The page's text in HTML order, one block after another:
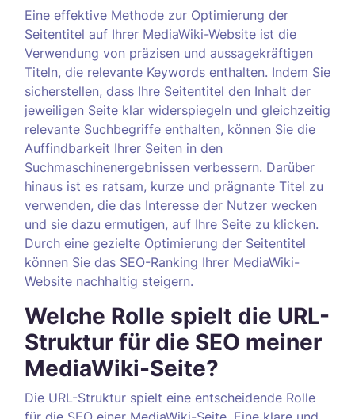
Eine effektive Methode zur Optimierung der
Seitentitel auf Ihrer MediaWiki-Website ist die
Verwendung von präzisen und aussagekräftigen
Titeln, die relevante Keywords enthalten. Indem Sie
sicherstellen, dass Ihre Seitentitel den Inhalt der
jeweiligen Seite klar widerspiegeln und gleichzeitig
relevante Suchbegriffe enthalten, können Sie die
Auffindbarkeit Ihrer Seiten in den
Suchmaschinenergebnissen verbessern. Darüber
hinaus ist es ratsam, kurze und prägnante Titel zu
verwenden, die das Interesse der Nutzer wecken
und sie dazu ermutigen, auf Ihre Seite zu klicken.
Durch eine gezielte Optimierung der Seitentitel
können Sie das SEO-Ranking Ihrer MediaWiki-
Website nachhaltig steigern.
Welche Rolle spielt die URL-
Struktur für die SEO meiner
MediaWiki-Seite?
Die URL-Struktur spielt eine entscheidende Rolle